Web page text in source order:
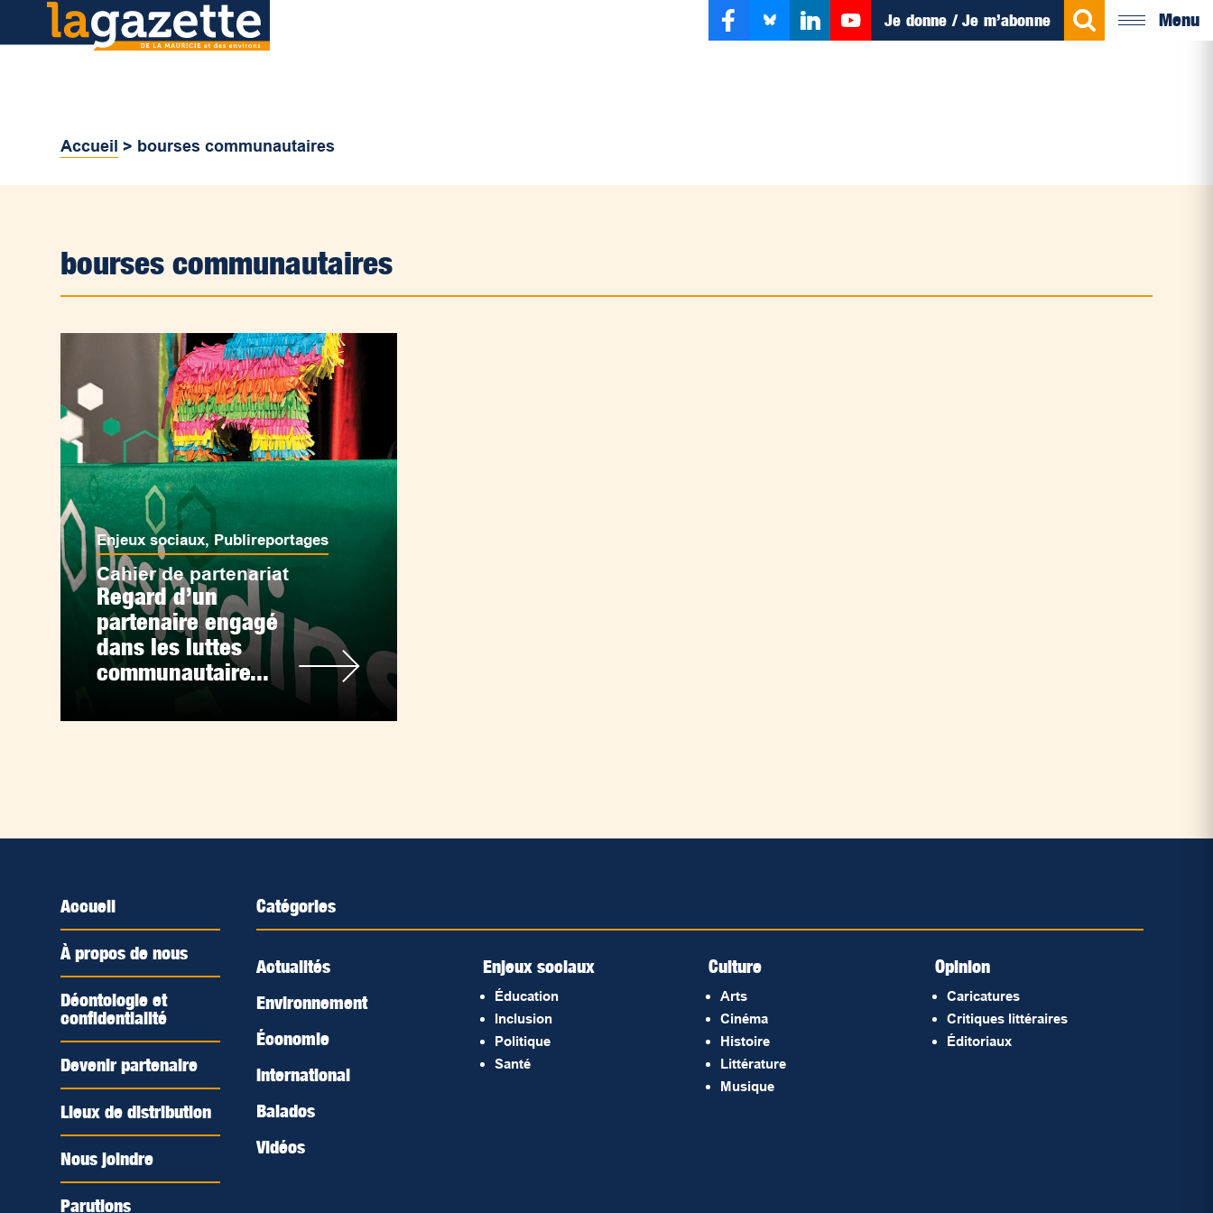
Je donne / Je m’abonne Menu
Accueil > bourses communautaires
bourses communautaires
Enjeux sociaux, Publireportages
Cahier de partenariat
Regard d’un
partenaire engagé
dans les luttes
communautaire...
Accueil
À propos de nous
Déontologie et
confidentialité
Devenir partenaire
Lieux de distribution
Nous joindre
Parutions
Catégories
Actualités
Environnement
Économie
International
Balados
Vidéos
Enjeux sociaux
Éducation
Inclusion
Politique
Santé
Culture
Arts
Cinéma
Histoire
Littérature
Musique
Opinion
Caricatures
Critiques littéraires
Éditoriaux